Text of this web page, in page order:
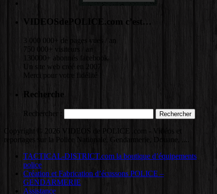
VIDEOSdePOLICE.com c’est…
3 000 000+ de pages vues / an
750 000+ visiteurs / an
130000+ abonnés facebook
Un site web créé en 2007
Merci pour votre fidélité !
Recherche
Rechercher :
Copyright © 2026 VIDEOS de POLICE .com - Vidéos et
reportages sur la Police Nationale, Gendarmerie, Douane, ....
TACTICAL-DISTRICT.com la boutique d’équipements
police
Création et Fabrication d’écussons POLICE –
GENDARMERIE
Assistance